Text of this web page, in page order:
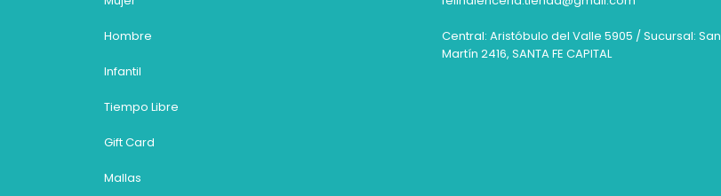
Hombre
Infantil
Tiempo Libre
Gift Card
Mallas
Central: Aristóbulo del Valle 5905 / Sucursal: San
Martín 2416, SANTA FE CAPITAL